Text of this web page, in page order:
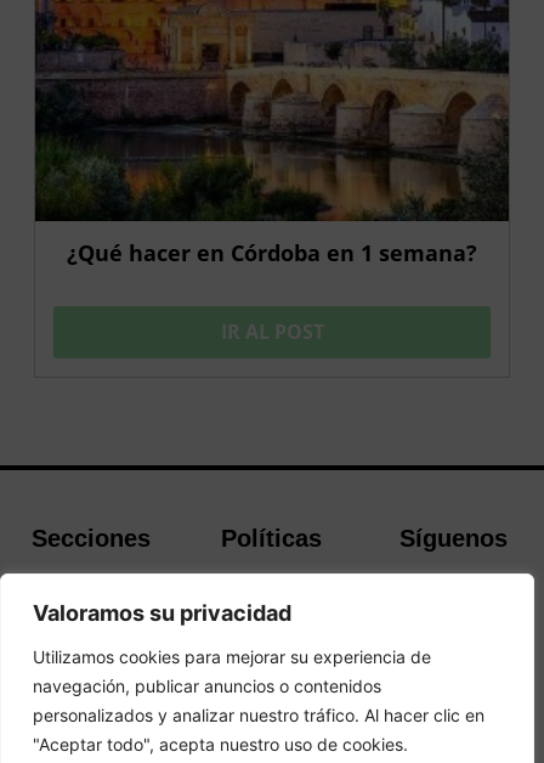
Valoramos su privacidad
Utilizamos cookies para mejorar su experiencia de
navegación, publicar anuncios o contenidos
personalizados y analizar nuestro tráfico. Al hacer clic en
"Aceptar todo", acepta nuestro uso de cookies.
¿Qué hacer en Córdoba en 1 semana?
IR AL POST
Secciones
Buscador de
Guías de Viajes
Políticas
cookies
Política de
Privacidad
Síguenos
© 2026 Guias y Viajes. Todos los derechos reservados.